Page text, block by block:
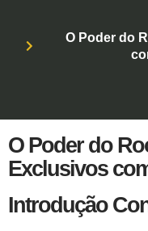
O Poder do
O Poder do
Exclusivos
Introdução